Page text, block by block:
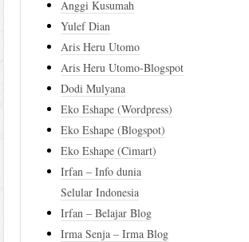
Anggi Kusumah
Yulef Dian
Aris Heru Utomo
Aris Heru Utomo-Blogspot
Dodi Mulyana
Eko Eshape (Wordpress)
Eko Eshape (Blogspot)
Eko Eshape (Cimart)
Irfan – Info dunia
Selular Indonesia
Irfan – Belajar Blog
Irma Senja – Irma Blog